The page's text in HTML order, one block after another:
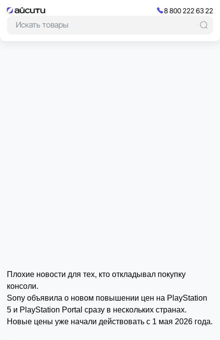
8 800 222 63 22
Плохие новости для тех, кто откладывал покупку
консоли.
Sony объявила о новом повышении цен на PlayStation
5 и PlayStation Portal сразу в нескольких странах.
Новые цены уже начали действовать с 1 мая 2026 года.